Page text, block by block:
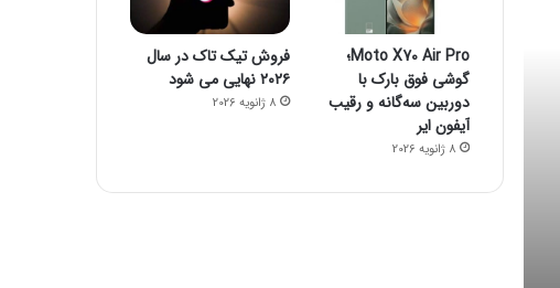
پیش‌بینی وضعیت آب و هوا تا
Moto X70 Air Pro؛
گوشی فوق بارک با
دوربین سه‌گانه و رقیب
آیفون ایر
8 ژانویه 2026
فروش تیک تاک در سال
۲۰۲۶ نهایی می شود
8 ژانویه 2026